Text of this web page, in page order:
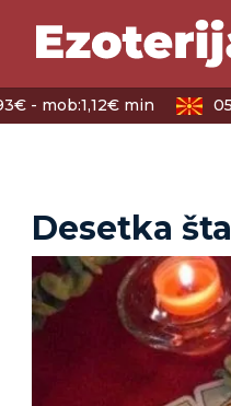
- mob:1,12€ min
Desetka